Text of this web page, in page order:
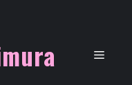
Menu